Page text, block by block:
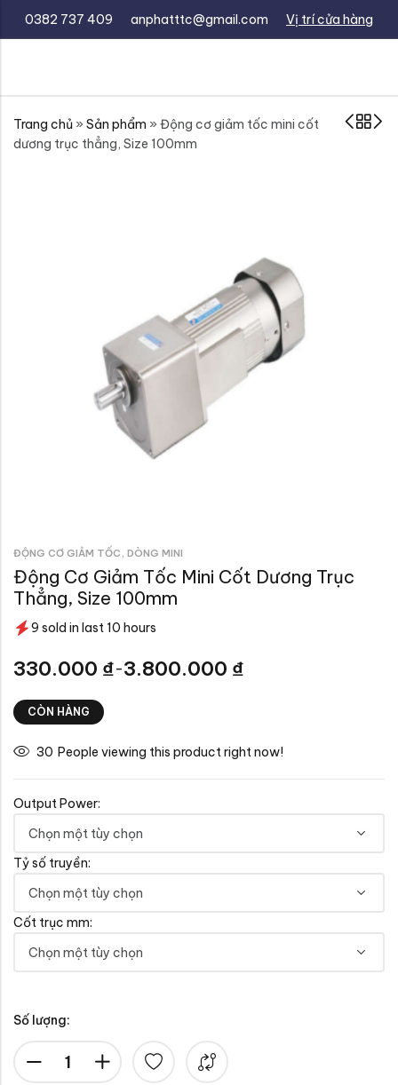
0382 737 409 anphatttc@gmail.com Vị trí cửa hàng
Trang chủ » Sản phẩm » Động cơ giảm tốc mini cốt
dương trục thẳng, Size 100mm
ĐỘNG CƠ GIẢM TỐC , DÒNG MINI
Động Cơ Giảm Tốc Mini Cốt Dương Trục
Thẳng, Size 100mm
9 sold in last 10 hours
330.000 ₫–3.800.000 ₫
CÒN HÀNG
30 People viewing this product right now!
Output Power:
Tỷ số truyền:
Cốt trục mm:
Số lượng: